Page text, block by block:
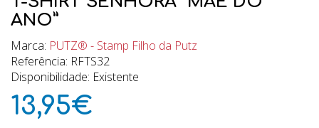
ANO”
Marca: PUTZ® - Stamp Filho da Putz
Referência: RFTS32
Disponibilidade: Existente
13,95€